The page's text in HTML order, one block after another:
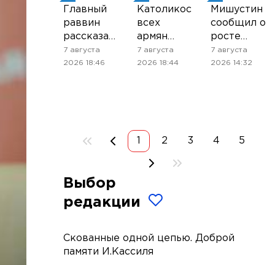
Главный
раввин
рассказал,
почему
иудеям
7 августа
2026 18:46
Католикос
всех
армян
приехал в
суд, где
7 августа
2026 18:44
Мишустин
сообщил о
росте
торговли
между
7 августа
2026 14:32
2 3 4 5
Выбор
редакции
Скованные одной цепью. Доброй
памяти И.Кассиля